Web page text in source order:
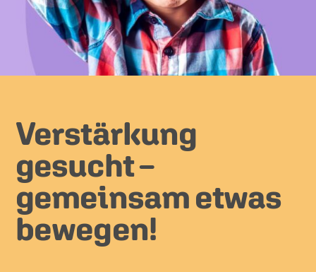
Verstärkung
gesucht –
gemeinsam etwas
bewegen!